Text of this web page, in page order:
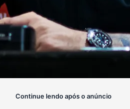
Continue lendo após o anúncio